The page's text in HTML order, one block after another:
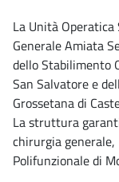
La Unità
Generale Amiata
dello Stabilimento
San Salvatore e
Grossetana di
La struttura
chirurgia
Polifunzionale di